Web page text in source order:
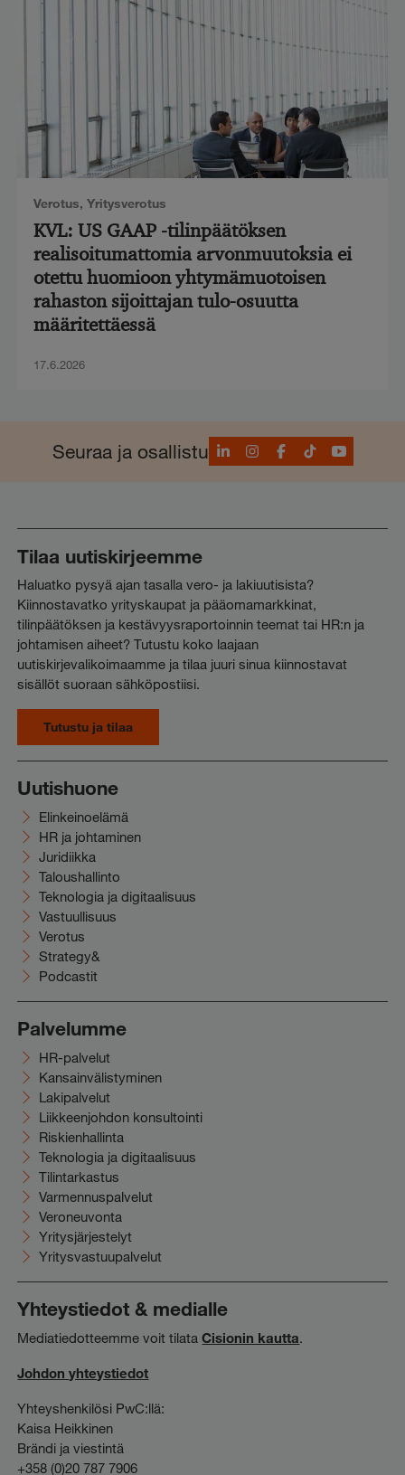
Verotus, Yritysverotus
KVL: US GAAP -tilinpäätöksen
realisoitumattomia arvonmuutoksia ei
otettu huomioon yhtymämuotoisen
rahaston sijoittajan tulo-osuutta
määritettäessä
17.6.2026
Seuraa ja osallistuLinkedInInstagram
Facebook
TikTokYouTube
Tilaa uutiskirjeemme
Haluatko pysyä ajan tasalla vero- ja lakiuutisista?
Kiinnostavatko yrityskaupat ja pääomamarkkinat,
tilinpäätöksen ja kestävyysraportoinnin teemat tai HR:n ja
johtamisen aiheet? Tutustu koko laajaan
uutiskirjevalikoimaamme ja tilaa juuri sinua kiinnostavat
sisällöt suoraan sähköpostiisi.
Tutustu ja tilaa
Uutishuone
Elinkeinoelämä
HR ja johtaminen
Juridiikka
Taloushallinto
Teknologia ja digitaalisuus
Vastuullisuus
Verotus
Strategy&
Podcastit
Palvelumme
HR-palvelut
Kansainvälistyminen
Lakipalvelut
Liikkeenjohdon konsultointi
Riskienhallinta
Teknologia ja digitaalisuus
Tilintarkastus
Varmennuspalvelut
Veroneuvonta
Yritysjärjestelyt
Yritysvastuupalvelut
Yhteystiedot & medialle
Mediatiedotteemme voit tilataCisionin kautta.
Johdon yhteystiedot
Yhteyshenkilösi PwC:llä:
Kaisa Heikkinen
Brändi ja viestintä
+358 (0)20 787 7906